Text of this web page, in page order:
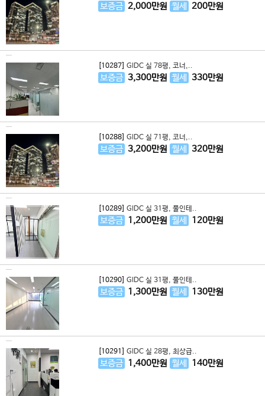
보증금 2,000만원 월세 200만원
[10287] GIDC 실 78평, 코너,..
보증금 3,300만원 월세 330만원
[10288] GIDC 실 71평, 코너,..
보증금 3,200만원 월세 320만원
[10289] GIDC 실 31평, 풀인테..
보증금 1,200만원 월세 120만원
[10290] GIDC 실 31평, 풀인테..
보증금 1,300만원 월세 130만원
[10291] GIDC 실 28평, 최상급..
보증금 1,400만원 월세 140만원